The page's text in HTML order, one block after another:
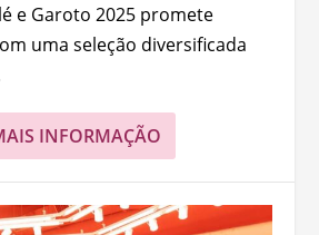
e Garoto 2025 promete
uma seleção diversificada
INFORMAÇÃO